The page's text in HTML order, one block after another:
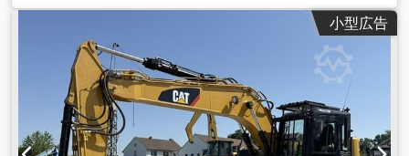
小型広告